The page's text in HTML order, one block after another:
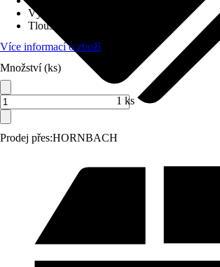
Prodej přes:HORNBACH
Výška
Tloušťka skla
Více informací o zboží
Množství (ks)
1 ks